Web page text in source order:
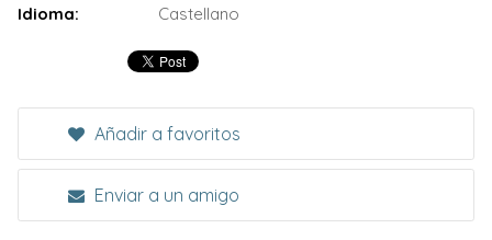
Idioma:
Castellano
Añadir a favoritos
Enviar a un amigo